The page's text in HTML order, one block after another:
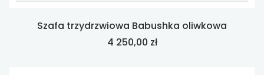
Szafa trzydrzwiowa Babushka oliwkowa
Cena
4 250,00 zł